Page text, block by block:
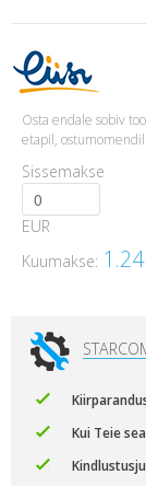
Osta endale sobiv
etapil, ostumomendil.
Sissemakse
EUR
Kuumakse: 1.24
Kui Teie